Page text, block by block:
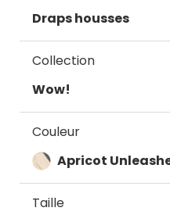
Draps housses
Collection
Wow!
Couleur
Apricot
Taille